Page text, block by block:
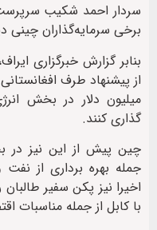
سردار احمد شکیب سرپرست
برخی سرمایه‌گذاران چینی
بنابر گزارش خبرگزاری
میلیون دلار در بخش
گذاری کنند.
چین پیش از این نیز در
جمله بهره برداری از
اخیرا نیز پکن سفیر طالبان
با کابل از جمله مناسبات